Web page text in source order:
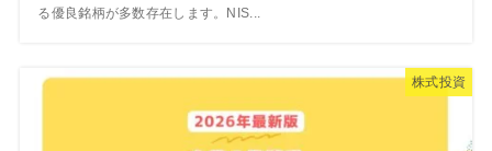
る優良銘柄が多数存在します。NIS...
株式投資